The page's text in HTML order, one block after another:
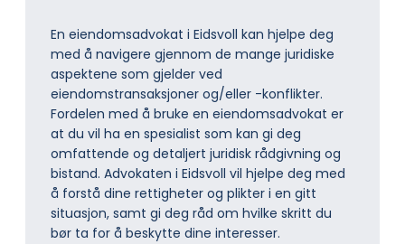
En eiendomsadvokat i Eidsvoll kan hjelpe deg
med å navigere gjennom de mange juridiske
aspektene som gjelder ved
eiendomstransaksjoner og/eller -konflikter.
Fordelen med å bruke en eiendomsadvokat er
at du vil ha en spesialist som kan gi deg
omfattende og detaljert juridisk rådgivning og
bistand. Advokaten i Eidsvoll vil hjelpe deg med
å forstå dine rettigheter og plikter i en gitt
situasjon, samt gi deg råd om hvilke skritt du
bør ta for å beskytte dine interesser.